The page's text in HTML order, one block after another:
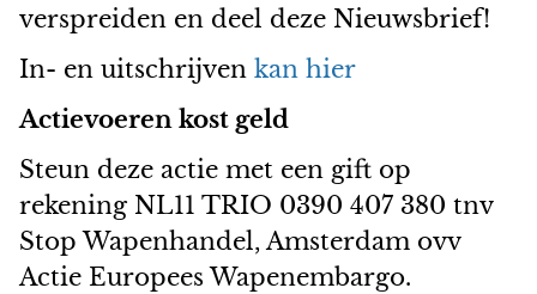
verspreiden en deel deze Nieuwsbrief!
In- en uitschrijven kan hier
Actievoeren kost geld
Steun deze actie met een gift op
rekening NL11 TRIO 0390 407 380 tnv
Stop Wapenhandel, Amsterdam ovv
Actie Europees Wapenembargo.